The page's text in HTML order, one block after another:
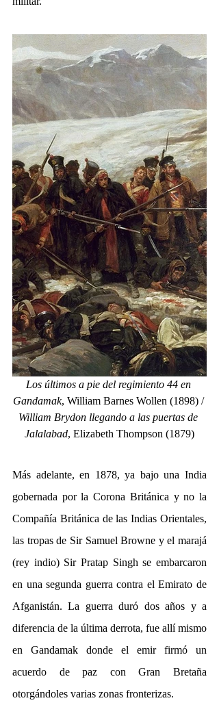
Los últimos a pie del regimiento 44 en
Gandamak, William Barnes Wollen (1898) /
William Brydon llegando a las puertas de
Jalalabad, Elizabeth Thompson (1879)
Más adelante, en 1878, ya bajo una India
gobernada por la Corona Británica y no la
Compañía Británica de las Indias Orientales,
las tropas de Sir Samuel Browne y el marajá
(rey indio) Sir Pratap Singh se embarcaron
en una segunda guerra contra el Emirato de
Afganistán. La guerra duró dos años y a
diferencia de la última derrota, fue allí mismo
en Gandamak donde el emir firmó un
acuerdo de paz con Gran Bretaña
otorgándoles varias zonas fronterizas.